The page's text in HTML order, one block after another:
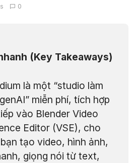
0
(Key Takeaways)
là một “studio làm
miễn phí, tích hợp
vào Blender Video
Editor (VSE), cho
tạo video, hình ảnh,
giọng nói từ text,